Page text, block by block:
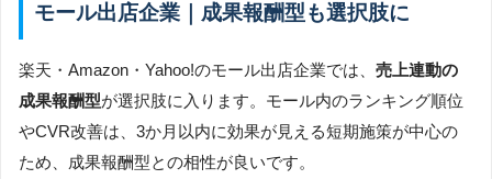
モール出店企業｜成果報酬型も選択肢に
楽天・Amazon・Yahoo!のモール出店企業では、 売上連動の
成果報酬型が選択肢に入ります。モール内のランキング順位
やCVR改善は、3か月以内に効果が見える短期施策が中心の
ため、成果報酬型との相性が良いです。